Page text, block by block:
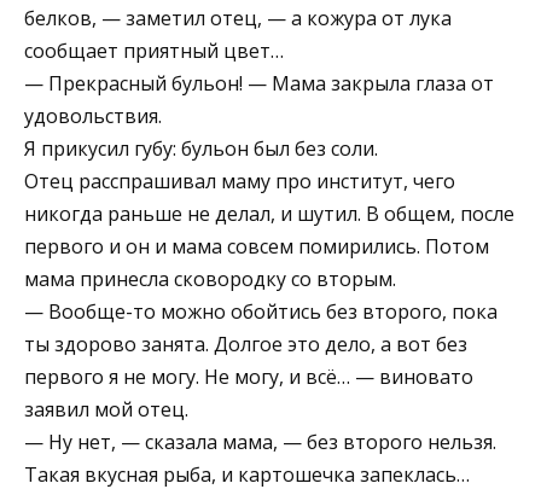
белков, — заметил отец, — а кожура от лука
сообщает приятный цвет…
— Прекрасный бульон! — Мама закрыла глаза от
удовольствия.
Я прикусил губу: бульон был без соли.
Отец расспрашивал маму про институт, чего
никогда раньше не делал, и шутил. В общем, после
первого и он и мама совсем помирились. Потом
мама принесла сковородку со вторым.
— Вообще-то можно обойтись без второго, пока
ты здорово занята. Долгое это дело, а вот без
первого я не могу. Не могу, и всё… — виновато
заявил мой отец.
— Ну нет, — сказала мама, — без второго нельзя.
Такая вкусная рыба, и картошечка запеклась…